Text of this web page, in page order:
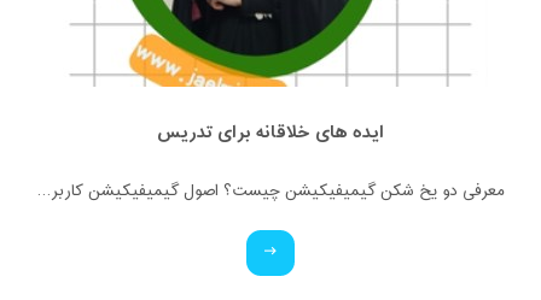
ایده های خلاقانه برای تدریس
معرفی دو یخ شکن گیمیفیکیشن چیست؟ اصول گیمیفیکیشن کاربرد گیمیفیکیشن آشنایی با انواع بازی های کلاسی (آنلاین و فیزیکی)